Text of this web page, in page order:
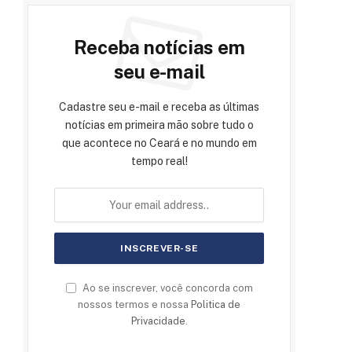
Receba notícias em
seu e-mail
Cadastre seu e-mail e receba as últimas
notícias em primeira mão sobre tudo o
que acontece no Ceará e no mundo em
tempo real!
Ao se inscrever, você concorda com
nossos termos e nossa Politica de
Privacidade.